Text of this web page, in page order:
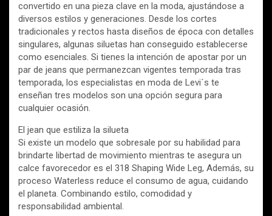
convertido en una pieza clave en la moda, ajustándose a
diversos estilos y generaciones. Desde los cortes
tradicionales y rectos hasta diseños de época con detalles
singulares, algunas siluetas han conseguido establecerse
como esenciales. Si tienes la intención de apostar por un
par de jeans que permanezcan vigentes temporada tras
temporada, los especialistas en moda de Levi´s te
enseñan tres modelos son una opción segura para
cualquier ocasión.
El jean que estiliza la silueta
Si existe un modelo que sobresale por su habilidad para
brindarte libertad de movimiento mientras te asegura un
calce favorecedor es el 318 Shaping Wide Leg, Además, su
proceso Waterless reduce el consumo de agua, cuidando
el planeta. Combinando estilo, comodidad y
responsabilidad ambiental.